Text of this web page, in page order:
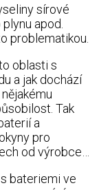
sírové
apod.
problematikou.
oblasti s
a jak dochází
Tak
a
pro
od výrobce…
bateriemi ve